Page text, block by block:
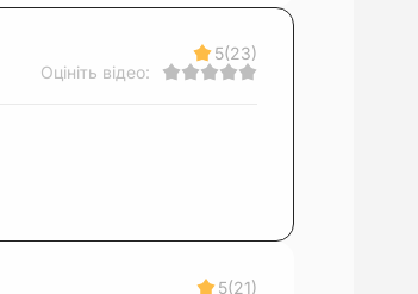
5(23)
Оцініть відео:
5(21)